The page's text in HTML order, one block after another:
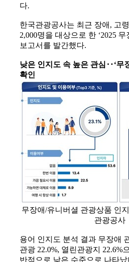
다.
한국관광공사는 최근 장애, 고
2,000명을 대상으로 한 ‘2025
보고서를 발간했다.
낮은 인지도 속 높은 관심‥‘무
확인
무장애/유니버셜 관광상품 인
관광공사
용어 인지도 분석 결과 무장애
관광 22.0%, 열린관광지 22.6%
반적으로 낮은 수준으로 나타났